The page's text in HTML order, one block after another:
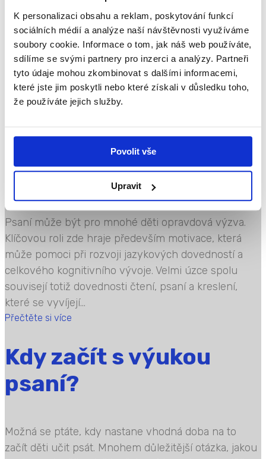
K personalizaci obsahu a reklam, poskytování funkcí
sociálních médií a analýze naší návštěvnosti využíváme
soubory cookie. Informace o tom, jak náš web používáte,
sdílíme se svými partnery pro inzerci a analýzy. Partneři
tyto údaje mohou zkombinovat s dalšími informacemi,
které jste jim poskytli nebo které získali v důsledku toho,
že používáte jejich služby.
Povolit vše
Upravit
Dětská tvorba je kreativní proces, který úzce souvisí
s celkovým vývojem dítěte. Zrcadlí emocionální
prožívání, kognitivní myšlení a také motorické
schopnosti. Právě pro rozvoj jemné motoriky a
následně psaní je klíčový správný úchop tužky.
Učení správného úchopu by...
Přečtěte si více
Psaní kreativně, hravě
a zábavně
Psaní může být pro mnohé děti opravdová výzva.
Klíčovou roli zde hraje především motivace, která
může pomoci při rozvoji jazykových dovedností a
celkového kognitivního vývoje. Velmi úzce spolu
souvisejí totiž dovednosti čtení, psaní a kreslení,
které se vyvíjejí...
Přečtěte si více
Kdy začít s výukou
psaní?
Možná se ptáte, kdy nastane vhodná doba na to
začít děti učit psát. Mnohem důležitější otázka, jakou